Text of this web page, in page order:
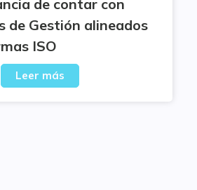
de contar con
de Gestión alineados
ISO
Leer más